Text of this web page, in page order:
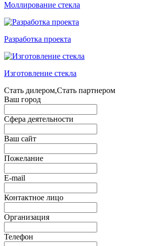
Моллирование стекла
Разработка проекта
Изготовление стекла
Стать дилером,Стать партнером
Ваш город
Сфера деятельности
Ваш сайт
Пожелание
E-mail
Контактное лицо
Организация
Телефон